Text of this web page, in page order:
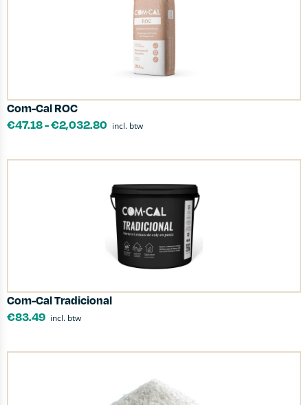
Com-Cal ROC
€47.18-€2,032.80 incl. btw
Com-Cal Tradicional
€83.49 incl. btw